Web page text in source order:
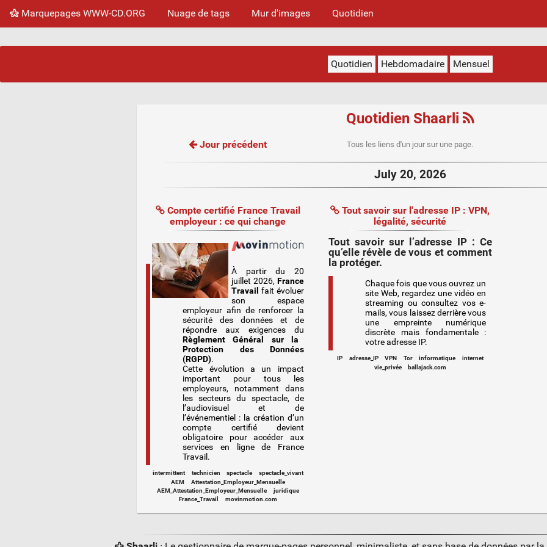
Marquepages WWW-CD.ORG Nuage de tags Mur d'images Quotidien
Quotidien Hebdomadaire Mensuel
Quotidien Shaarli
Jour précédent Tous les liens d'un jour sur une page.
July 20, 2026
Compte certifié France Travail
employeur : ce qui change
À partir du 20
juillet 2026, France
Travail fait évoluer
son espace
employeur afin de renforcer la
sécurité des données et de
répondre aux exigences du
Règlement Général sur la
Protection des Données
(RGPD).
Cette évolution a un impact
important pour tous les
employeurs, notamment dans
les secteurs du spectacle, de
l’audiovisuel et de
l’événementiel : la création d’un
compte certifié devient
obligatoire pour accéder aux
services en ligne de France
Travail.
intermittent technicien spectacle
spectacle_vivant
AEM
Attestation_Employeur_Mensuelle
AEM_Attestation_Employeur_Mensuelle
juridique
France_Travail
movinmotion.com
Tout savoir sur l'adresse IP : VPN,
légalité, sécurité
Tout savoir sur l’adresse IP: Ce
qu’elle révèle de vous et comment
la protéger.
Chaque fois que vous ouvrez un
site Web, regardez une vidéo en
streaming ou consultez vos e-
mails, vous laissez derrière vous
une empreinte numérique
discrète mais fondamentale :
votre adresse IP.
IP adresse_IP VPN Tor informatique
internet
vie_privée
ballajack.com